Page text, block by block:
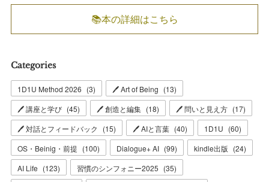
📚本の詳細はこちら
Categories
1D1U Method 2026 (3) 🖊 Art of Being (13)
🖊 講座と学び (45) 🖊 創造と編集 (18) 🖊 問いと見え方 (17)
🖊 対話とフィードバック
(15) 🖊 AIと言葉 (40) 1D1U (60)
OS・Beinig・前提 (100) Dialogue+ AI (99) kindle出版 (24)
AI Life (123) 習慣のシンフォニー2025 (35)